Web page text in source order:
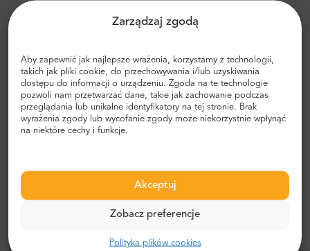
Zarządzaj zgodą
Aby zapewnić jak najlepsze wrażenia, korzystamy z technologii,
takich jak pliki cookie, do przechowywania i/lub uzyskiwania
dostępu do informacji o urządzeniu. Zgoda na te technologie
pozwoli nam przetwarzać dane, takie jak zachowanie podczas
przeglądania lub unikalne identyfikatory na tej stronie. Brak
wyrażenia zgody lub wycofanie zgody może niekorzystnie wpłynąć
na niektóre cechy i funkcje.
Akceptuj
Zobacz preferencje
Polityka plików cookies
prywatnego transportu od drzwi do drzwi. W ten sposób
nieprzyjemny proces ustalania trasy, poruszania się po
mieście i znajdowania drogi.
Transfer z lotniska i miasta
Szukasz niezawodnego i niedrogiego transferu?
Zarezerwuj jeden z Mr.Shuttle, wyborem podróżników z
nowoczesnych, komfortowych, klimatyzowanych
samochodach, minivanach i minibusach. Nasza załoga
składa się z doświadczonych kierowców-weteranów,
biegle posługujących się językiem angielskim.
Koszt transferu z lotniska i miasta